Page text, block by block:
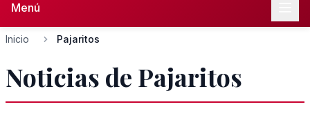
Menú
Inicio Pajaritos
Noticias de Pajaritos